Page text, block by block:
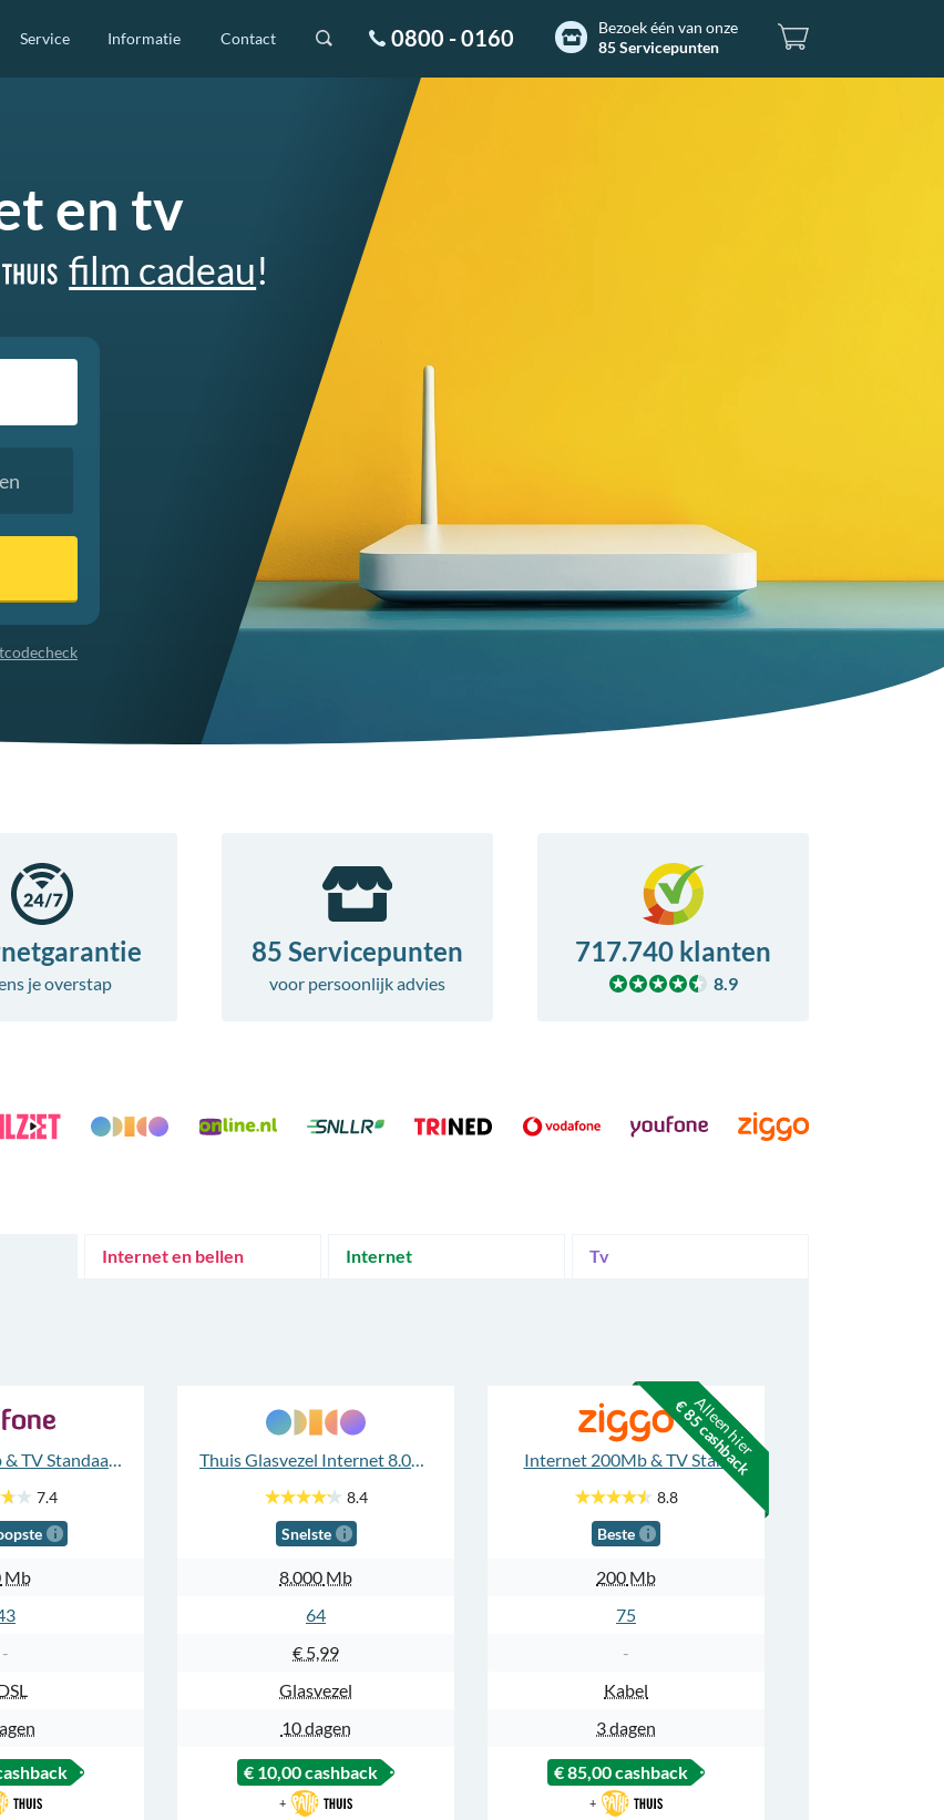
Service Informatie Contact 0800 - 0160
Bezoek één van onze
85 Servicepunten
en tv
film cadeau!
je overstap
85 Servicepunten
voor persoonlijk advies
717.740 klanten
8.9
Internet en bellen Internet Tv
Alleen hier
€ 85 cashback
Internet 50Mb & TV Standaard
7.4
Thuis Glasvezel Internet 8.000Mb en TV App
8.4
Snelste
Internet 200Mb & TV Start
8.8
Beste
Mb 8.000 Mb 200 Mb
64
75
- € 5,99
-
Glasvezel
Kabel
10 dagen 3 dagen
€ 10,00cashback
+
€ 85,00cashback
+